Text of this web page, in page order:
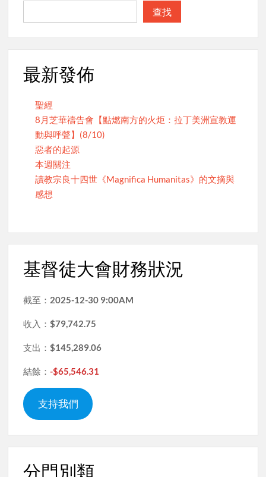
查找
最新發佈
聖經
8月芝華禱告會【點燃南方的火炬：拉丁美洲宣教運
動與呼聲】(8/10)
惡者的起源
本週關注
讀教宗良十四世《Magnifica Humanitas》的文摘與
感想
基督徒大會財務狀況
截至： 2025-12-30 9:00AM
收入：$79,742.75
支出：$145,289.06
結餘：-$65,546.31
支持我們
分門別類